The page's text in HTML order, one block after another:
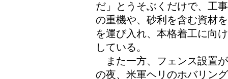
だ」とうそぶくだけで、工
の重機や、砂利を含む資材
を運び入れ、本格着工に向
している。
また一方、フェンス設置
の夜、米軍ヘリのホバリン